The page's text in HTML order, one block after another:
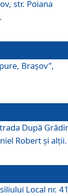
str. Poiana
Braşov”,
După
Robert şi alţii.
Local nr.